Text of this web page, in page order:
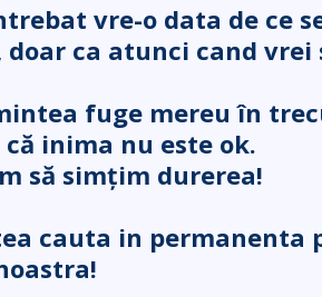
vre-o data de ce
doar ca atunci cand
fuge mereu în
inima nu este ok.
să simțim durerea!
cauta in permanenta